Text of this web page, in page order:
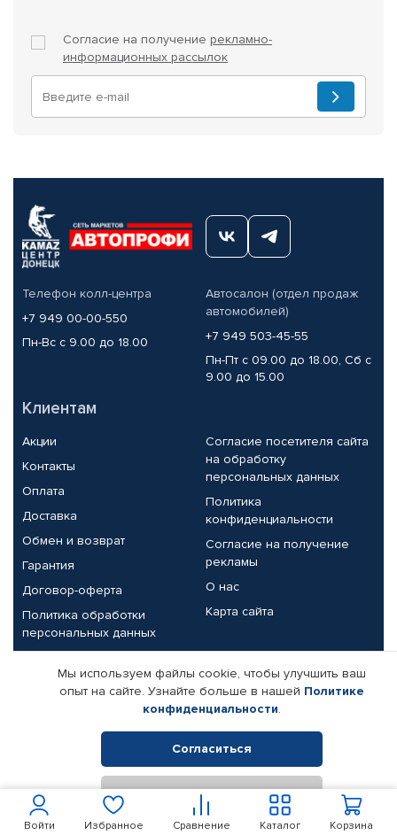
Войти Избранное Сравнение Корзина
Каталог
Согласие на получение рекламно-
информационных рассылок
Телефон колл-центра
+7 949 00-00-550
Пн-Вс с 9.00 до 18.00
Автосалон (отдел продаж
автомобилей)
+7 949 503-45-55
Пн-Пт с 09.00 до 18.00, Сб с
9.00 до 15.00
Клиентам
Акции
Контакты
Оплата
Доставка
Обмен и возврат
Гарантия
Договор-оферта
Политика обработки
персональных данных
Согласие посетителя сайта
на обработку
персональных данных
Политика
конфиденциальности
Согласие на получение
рекламы
О нас
Карта сайта
Партнерам
Корпоративным клиентам
Поставщикам
Реквизиты компании
© КАМАЗ ЦЕНТР ДОНЕЦК, 2015-2026. Все права защищены.
Интернет-магазин автомобильных товаров Автопрофи.
Мы используем файлы cookie, чтобы улучшить ваш
опыт на сайте. Узнайте больше в нашей Политике
конфиденциальности.
Согласиться
Отклонить